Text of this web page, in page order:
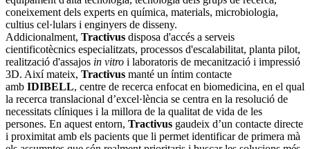
coneixement dels experts en química, materials, microbiologia,
cultius cel·lulars i enginyers de disseny.
Addicionalment, Tractivus disposa d'accés a serveis
cientificotècnics especialitzats, processos d'escalabilitat, planta pilot,
realització d'assajos in vitro i laboratoris de mecanització i impressió
3D. Així mateix, Tractivus manté un íntim contacte
amb IDIBELL, centre de recerca enfocat en biomedicina, en el qual
la recerca translacional d’excel·lència se centra en la resolució de
necessitats clíniques i la millora de la qualitat de vida de les
persones. En aquest entorn, Tractivus gaudeix d’un contacte directe
i proximitat amb els pacients que li permet identificar de primera mà